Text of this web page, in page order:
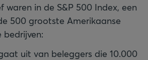
in de S&P 500 Index, een
500 grootste Amerikaanse
bedrijven:
uit van beleggers die 10.000